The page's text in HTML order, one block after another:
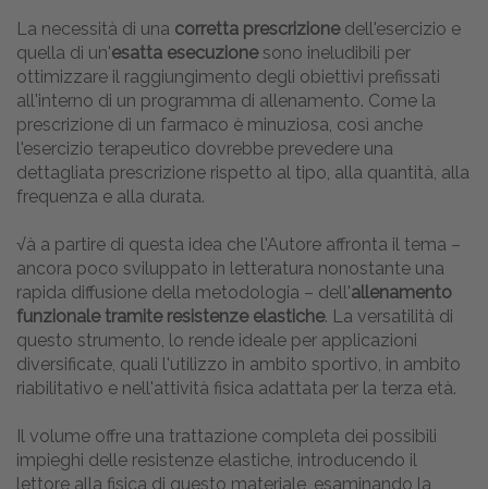
La necessità di una corretta prescrizionedell'esercizio e
quella di un'esatta esecuzionesono ineludibili per
ottimizzare il raggiungimento degli obiettivi prefissati
all'interno di un programma di allenamento. Come la
prescrizione di un farmaco è minuziosa, così anche
l'esercizio terapeutico dovrebbe prevedere una
dettagliata prescrizione rispetto al tipo, alla quantità, alla
frequenza e alla durata.
√à a partire di questa idea che l'Autore affronta il tema –
ancora poco sviluppato in letteratura nonostante una
rapida diffusione della metodologia – dell'allenamento
funzionale tramite resistenze elastiche. La versatilità di
questo strumento, lo rende ideale per applicazioni
diversificate, quali l'utilizzo in ambito sportivo, in ambito
riabilitativo e nell'attività fisica adattata per la terza età.
Il volume offre una trattazione completa dei possibili
impieghi delle resistenze elastiche, introducendo il
lettore alla fisica di questo materiale, esaminando la